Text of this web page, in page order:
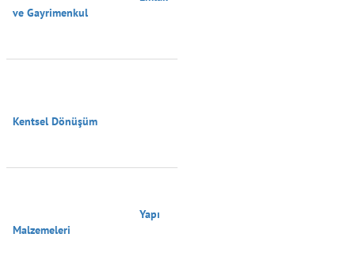
ve Gayrimenkul
Kentsel Dönüşüm
Malzemeleri